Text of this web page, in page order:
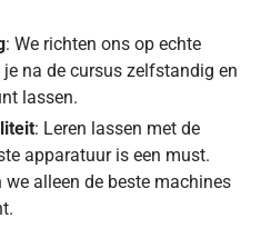
: We richten ons op echte
na de cursus zelfstandig en
lassen.
: Leren lassen met de
apparatuur is een must.
alleen de beste machines